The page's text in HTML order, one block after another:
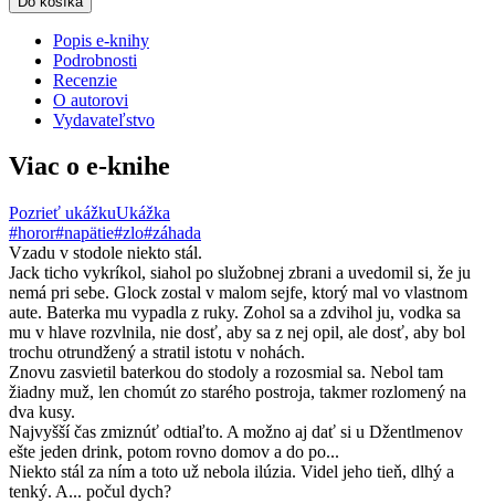
Popis e-knihy
Podrobnosti
Recenzie
O autorovi
Vydavateľstvo
Viac o e-knihe
Pozrieť ukážkuUkážka
#horor#napätie#zlo#záhada
Vzadu v stodole niekto stál.
Jack ticho vykríkol, siahol po služobnej zbrani a uvedomil si, že ju
nemá pri sebe. Glock zostal v malom sejfe, ktorý mal vo vlastnom
aute. Baterka mu vypadla z ruky. Zohol sa a zdvihol ju, vodka sa
mu v hlave rozvlnila, nie dosť, aby sa z nej opil, ale dosť, aby bol
trochu otrundžený a stratil istotu v nohách.
Znovu zasvietil baterkou do stodoly a rozosmial sa. Nebol tam
žiadny muž, len chomút zo starého postroja, takmer rozlomený na
dva kusy.
Najvyšší čas zmiznúť odtiaľto. A možno aj dať si u Džentlmenov
ešte jeden drink, potom rovno domov a do po...
Niekto stál za ním a toto už nebola ilúzia. Videl jeho tieň, dlhý a
tenký. A... počul dych?